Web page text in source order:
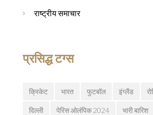
राष्ट्रीय समाचार
प्रसिद्ध टग्स
क्रिकेट भारत फुटबॉल इंग्लैंड
दिल्ली पेरिस ओलंपिक 2024 भारी बारिश